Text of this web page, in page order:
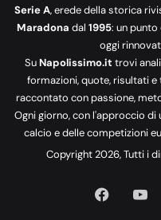
Serie A, erede della storica
Maradona dal 1995: un
oggi
SuNapolissimo.it trovi
formazioni, quote, risultati
raccontato con passione,
Ogni giorno, con l'approccio di
calcio e delle competizioni
Copyright 2026, Tutti i